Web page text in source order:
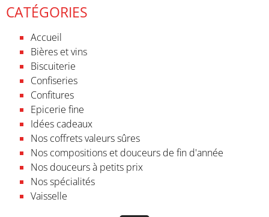
CATÉGORIES
Accueil
Bières et vins
Biscuiterie
Confiseries
Confitures
Epicerie fine
Idées cadeaux
Nos coffrets valeurs sûres
Nos compositions et douceurs de fin d'année
Nos douceurs à petits prix
Nos spécialités
Vaisselle